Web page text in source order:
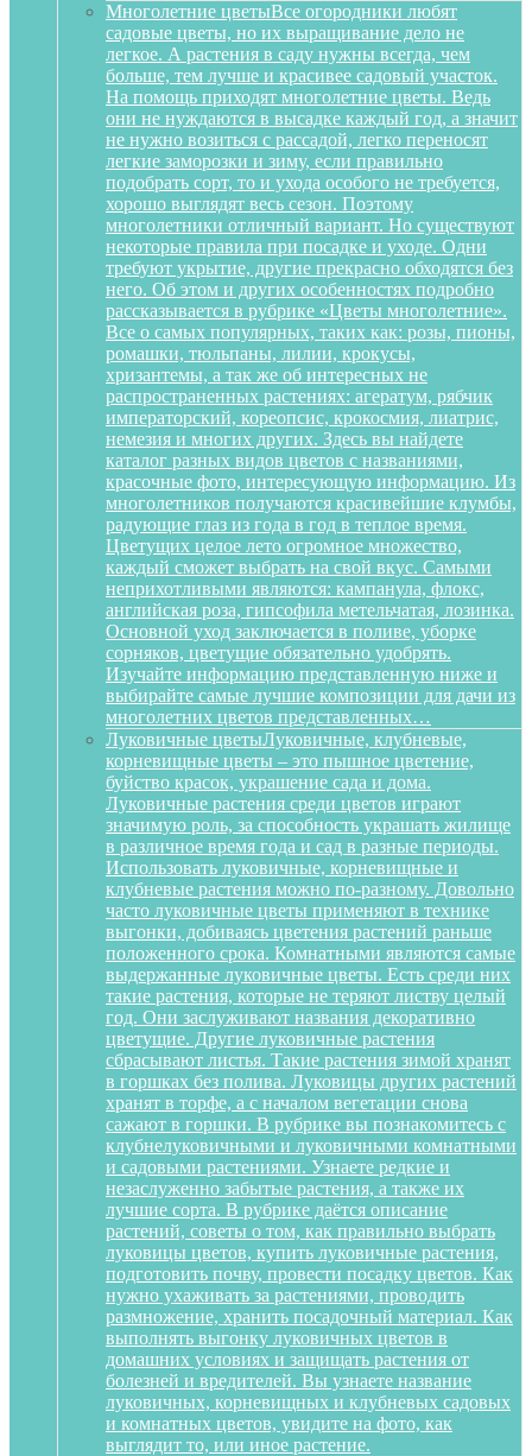
Многолетние цветыВсе огородники любят
садовые цветы, но их выращивание дело не
легкое. А растения в саду нужны всегда, чем
больше, тем лучше и красивее садовый участок.
На помощь приходят многолетние цветы. Ведь
они не нуждаются в высадке каждый год, а значит
не нужно возиться с рассадой, легко переносят
легкие заморозки и зиму, если правильно
подобрать сорт, то и ухода особого не требуется,
хорошо выглядят весь сезон. Поэтому
многолетники отличный вариант. Но существуют
некоторые правила при посадке и уходе. Одни
требуют укрытие, другие прекрасно обходятся без
него. Об этом и других особенностях подробно
рассказывается в рубрике «Цветы многолетние».
Все о самых популярных, таких как: розы, пионы,
ромашки, тюльпаны, лилии, крокусы,
хризантемы, а так же об интересных не
распространенных растениях: агератум, рябчик
императорский, кореопсис, крокосмия, лиатрис,
немезия и многих других. Здесь вы найдете
каталог разных видов цветов с названиями,
красочные фото, интересующую информацию. Из
многолетников получаются красивейшие клумбы,
радующие глаз из года в год в теплое время.
Цветущих целое лето огромное множество,
каждый сможет выбрать на свой вкус. Самыми
неприхотливыми являются: кампанула, флокс,
английская роза, гипсофила метельчатая, лозинка.
Основной уход заключается в поливе, уборке
сорняков, цветущие обязательно удобрять.
Изучайте информацию представленную ниже и
выбирайте самые лучшие композиции для дачи из
многолетних цветов представленных…
Луковичные цветыЛуковичные, клубневые,
корневищные цветы – это пышное цветение,
буйство красок, украшение сада и дома.
Луковичные растения среди цветов играют
значимую роль, за способность украшать жилище
в различное время года и сад в разные периоды.
Использовать луковичные, корневищные и
клубневые растения можно по-разному. Довольно
часто луковичные цветы применяют в технике
выгонки, добиваясь цветения растений раньше
положенного срока. Комнатными являются самые
выдержанные луковичные цветы. Есть среди них
такие растения, которые не теряют листву целый
год. Они заслуживают названия декоративно
цветущие. Другие луковичные растения
сбрасывают листья. Такие растения зимой хранят
в горшках без полива. Луковицы других растений
хранят в торфе, а с началом вегетации снова
сажают в горшки. В рубрике вы познакомитесь с
клубнелуковичными и луковичными комнатными
и садовыми растениями. Узнаете редкие и
незаслуженно забытые растения, а также их
лучшие сорта. В рубрике даётся описание
растений, советы о том, как правильно выбрать
луковицы цветов, купить луковичные растения,
подготовить почву, провести посадку цветов. Как
нужно ухаживать за растениями, проводить
размножение, хранить посадочный материал. Как
выполнять выгонку луковичных цветов в
домашних условиях и защищать растения от
болезней и вредителей. Вы узнаете название
луковичных, корневищных и клубневых садовых
и комнатных цветов, увидите на фото, как
выглядит то, или иное растение.